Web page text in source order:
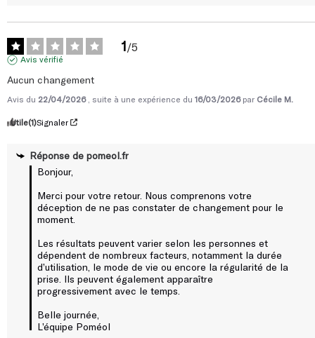
1/5
Avis vérifié
Aucun changement
Avis du 22/04/2026 , suite à une expérience du 16/03/2026 par Cécile M.
Utile(1)Signaler
Réponse de pomeol.fr
Bonjour,
Merci pour votre retour. Nous comprenons votre
déception de ne pas constater de changement pour le
moment.
Les résultats peuvent varier selon les personnes et
dépendent de nombreux facteurs, notamment la durée
d’utilisation, le mode de vie ou encore la régularité de la
prise. Ils peuvent également apparaître
progressivement avec le temps.
Belle journée,
L’équipe Poméol